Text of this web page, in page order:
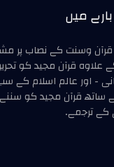
میں
وسنت کے نصاب پر
قرآن مجید کو
- اور عالم اسلام
ساتھ قرآن مجید کو سننے
ترجمے۔